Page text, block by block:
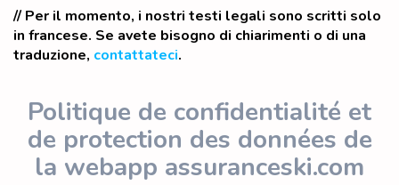
// Per il momento, i nostri testi legali sono scritti solo
in francese. Se avete bisogno di chiarimenti o di una
traduzione, contattateci.
Politique de confidentialité et
de protection des données de
la webapp assuranceski.com